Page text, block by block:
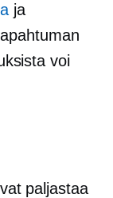
ja
voi
paljastaa